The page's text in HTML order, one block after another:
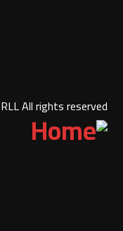
All rights reserved